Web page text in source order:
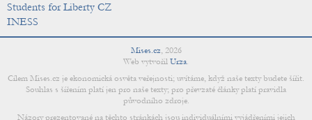
Students for Liberty CZ
INESS
Mises.cz, 2026
Web vytvořil Urza.
Cílem Mises.cz je ekonomická osvěta veřejnosti; uvítáme, když naše texty budete šířit.
Souhlas s šířením platí jen pro naše texty; pro převzaté články platí pravidla
původního zdroje.
Názory prezentované na těchto stránkách jsou individuálními vyjádřeními jejich